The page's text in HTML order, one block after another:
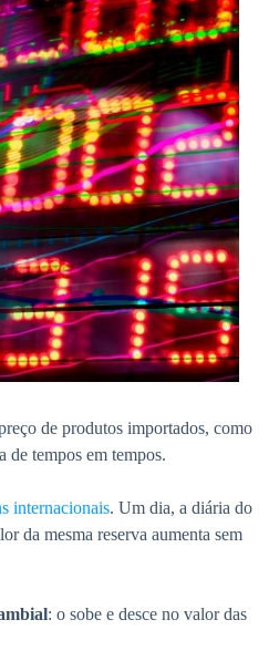
de produtos importados, como
de tempos em tempos.
internacionais. Um dia, a diária do
da mesma reserva aumenta sem
: o sobe e desce no valor das